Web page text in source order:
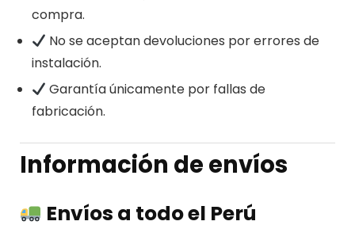
compra.
No se aceptan devoluciones por errores de
instalación.
Garantía únicamente por fallas de
fabricación.
Información de envíos
Envíos a todo el Perú